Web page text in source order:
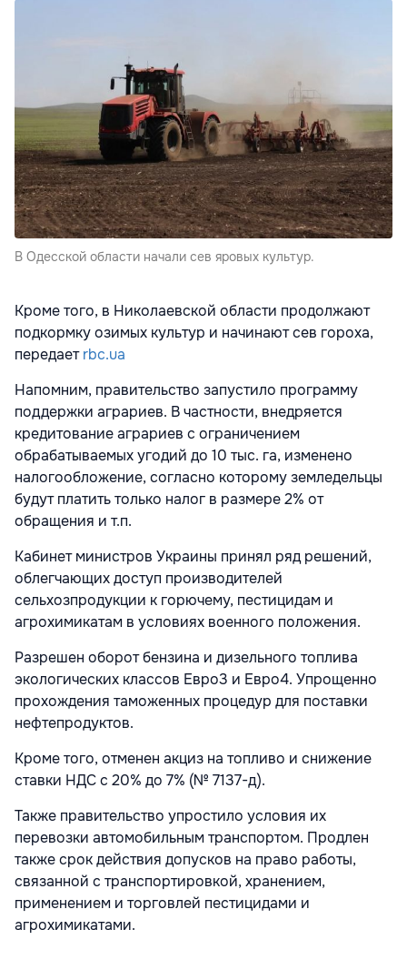
В Одесской области начали сев яровых культур.
Кроме того, в Николаевской области продолжают
подкормку озимых культур и начинают сев гороха,
передаетrbc.ua
Напомним, правительство запустило программу
поддержки аграриев. В частности, внедряется
кредитование аграриев с ограничением
обрабатываемых угодий до 10 тыс. га, изменено
налогообложение, согласно которому земледельцы
будут платить только налог в размере 2% от
обращения и т.п.
Кабинет министров Украины принял ряд решений,
облегчающих доступ производителей
сельхозпродукции к горючему, пестицидам и
агрохимикатам в условиях военного положения.
Разрешен оборот бензина и дизельного топлива
экологических классов Евро3 и Евро4. Упрощенно
прохождения таможенных процедур для поставки
нефтепродуктов.
Кроме того, отменен акциз на топливо и снижение
ставки НДС с 20% до 7% (№ 7137-д).
Также правительство упростило условия их
перевозки автомобильным транспортом. Продлен
также срок действия допусков на право работы,
связанной с транспортировкой, хранением,
применением и торговлей пестицидами и
агрохимикатами.